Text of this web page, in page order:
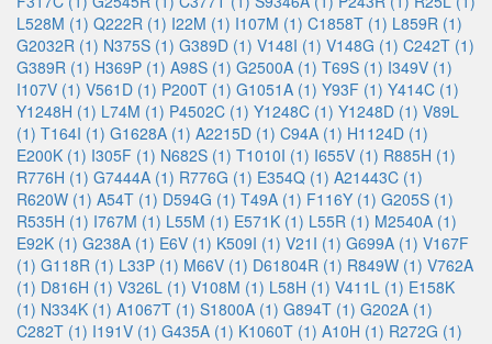
L528M (1) Q222R (1) I22M (1) I107M (1) C1858T (1) L859R (1)
G2032R (1) N375S (1) G389D (1) V148I (1) V148G (1) C242T (1)
G389R (1) H369P (1) A98S (1) G2500A (1) T69S (1) I349V (1)
I107V (1) V561D (1) P200T (1) G1051A (1) Y93F (1) Y414C (1)
Y1248H (1) L74M (1) P4502C (1) Y1248C (1) Y1248D (1) V89L
(1) T164I (1) G1628A (1) A2215D (1) C94A (1) H1124D (1)
E200K (1) I305F (1) N682S (1) T1010I (1) I655V (1) R885H (1)
R776H (1) G7444A (1) R776G (1) E354Q (1) A21443C (1)
R620W (1) A54T (1) D594G (1) T49A (1) F116Y (1) G205S (1)
R535H (1) I767M (1) L55M (1) E571K (1) L55R (1) M2540A (1)
E92K (1) G238A (1) E6V (1) K509I (1) V21I (1) G699A (1) V167F
(1) G118R (1) L33P (1) M66V (1) D61804R (1) R849W (1) V762A
(1) D816H (1) V326L (1) V108M (1) L58H (1) V411L (1) E158K
(1) N334K (1) A1067T (1) S1800A (1) G894T (1) G202A (1)
C282T (1) I191V (1) G435A (1) K1060T (1) A10H (1) R272G (1)